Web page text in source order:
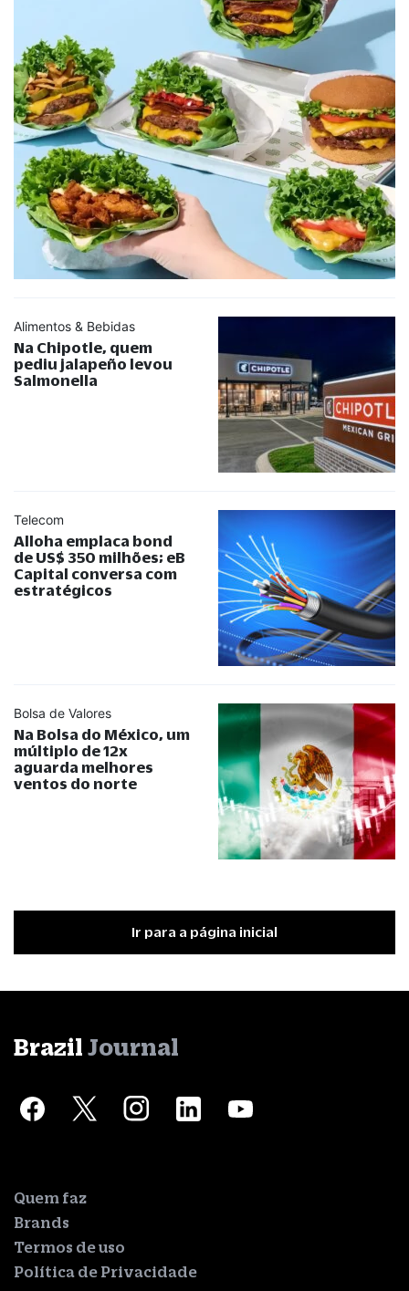
Alimentos & Bebidas
Na Chipotle, quem
pediu jalapeño levou
Salmonella
Telecom
Alloha emplaca bond
de US$ 350 milhões; eB
Capital conversa com
estratégicos
Bolsa de Valores
Na Bolsa do México, um
múltiplo de 12x
aguarda melhores
ventos do norte
Ir para a página inicial
Brazil Journal
Quem faz
Brands
Termos de uso
Política de Privacidade